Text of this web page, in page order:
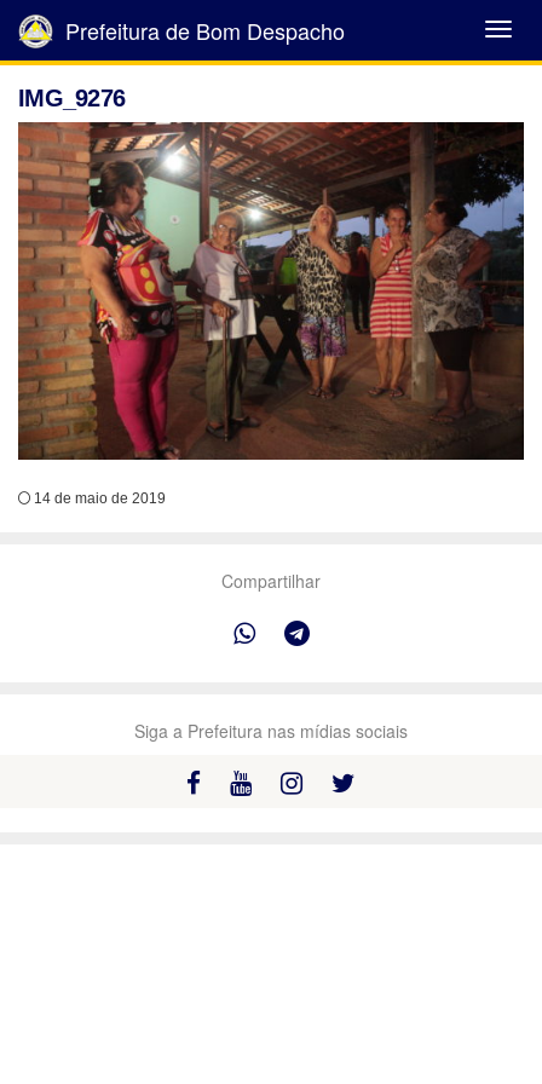
Abrir
Menu
Prefeitura de Bom Despacho
IMG_9276
14 de maio de 2019
Compartilhar
Siga a Prefeitura nas mídias sociais